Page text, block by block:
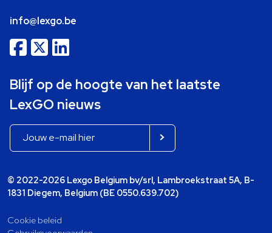
info@lexgo.be
Blijf op de hoogte van het laatste
LexGO nieuws
© 2022-2026 Lexgo Belgium bv/srl, Lambroekstraat 5A, B-
1831 Diegem, Belgium (BE 0550.639.702)
Cookie beleid